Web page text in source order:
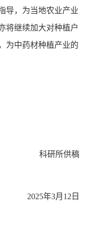
导，为当地农业产业
将继续加大对种植户
为中药材种植产业的
供稿
月12日